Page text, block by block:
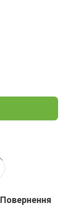
Повернення